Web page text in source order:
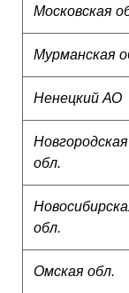
Московская
Мурманская
Ненецкий АО
Новгородская
обл.
обл.
Омская обл.